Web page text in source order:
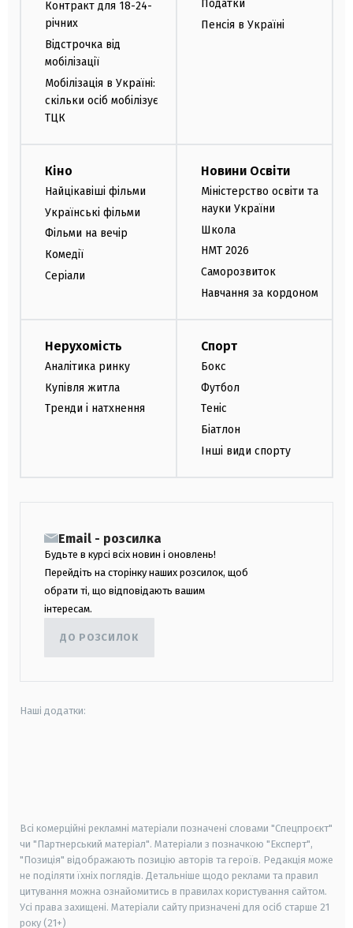
Контракт для 18-24-
річних
Відстрочка від
мобілізації
Мобілізація в Україні:
скільки осіб мобілізує
ТЦК
Податки
Пенсія в Україні
Кіно
Найцікавіші фільми
Українські фільми
Фільми на вечір
Комедії
Серіали
Новини Освіти
Міністерство освіти та
науки України
Школа
НМТ 2026
Саморозвиток
Навчання за кордоном
Нерухомість
Аналітика ринку
Купівля житла
Тренди і натхнення
Спорт
Бокс
Футбол
Теніс
Біатлон
Інші види спорту
Email - розсилка
Будьте в курсі всіх новин і оновлень!
Перейдіть на сторінку наших розсилок, щоб
обрати ті, що відповідають вашим
інтересам.
ДО РОЗСИЛОК
Наші додатки:
Всі комерційні рекламні матеріали позначені словами "Спецпроєкт"
чи "Партнерський матеріал". Матеріали з позначкою "Експерт",
"Позиція" відображають позицію авторів та героїв. Редакція може
не поділяти їхніх поглядів. Детальніше щодо реклами та правил
цитування можна ознайомитись в правилах користування сайтом.
Усі права захищені. Матеріали сайту призначені для осіб старше 21
року (21+)